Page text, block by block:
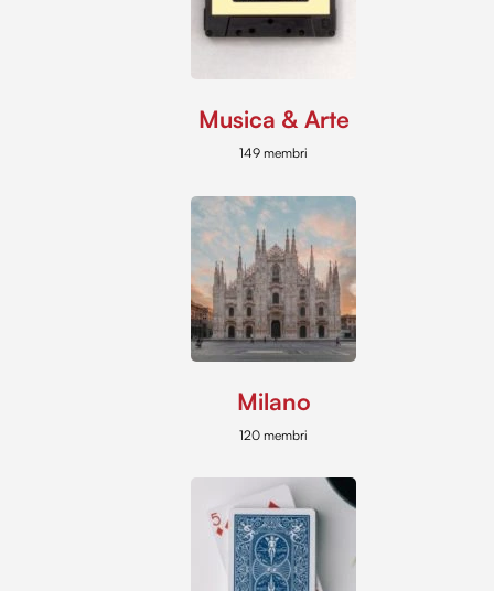
Musica & Arte
149 membri
Milano
120 membri